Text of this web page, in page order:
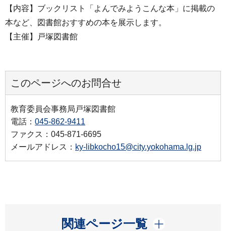
【内容】ブックリスト「よんでみようこんな本」に掲載の
本など、図書館おすすめの本を展示します。
【主催】戸塚図書館
このページへのお問合せ
教育委員会事務局戸塚図書館
電話： 045-862-9411
ファクス：045-871-6695
メールアドレス： ky-libkocho15@city.yokohama.lg.jp
関連ページ一覧
開く